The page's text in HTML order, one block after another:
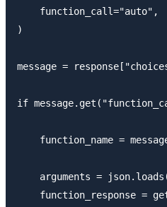
    function_call="auto",
)
message =
if
function_name =
arguments =
function_response =